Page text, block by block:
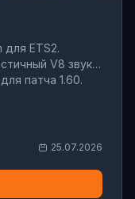
для ETS2.
V8 звук,
патча 1.60.
25.07.2026